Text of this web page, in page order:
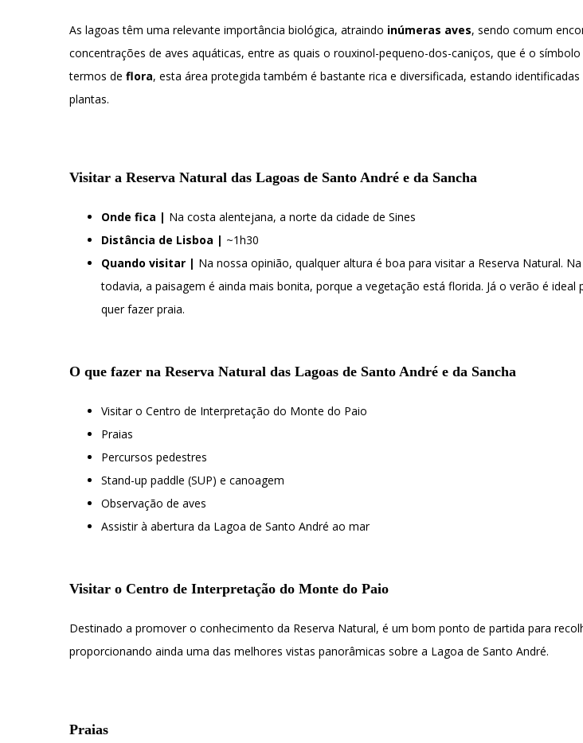
As lagoas têm uma relevante importância biológica, atraindo inúmeras aves, sendo comum
concentrações de aves aquáticas, entre as quais o rouxinol-pequeno-dos-caniços, que é o símbolo
termos de flora, esta área protegida também é bastante rica e diversificada, estando identificadas
plantas.
Visitar a Reserva Natural das Lagoas de Santo André e da Sancha
Onde fica | Na costa alentejana, a norte da cidade de Sines
Distância de Lisboa | ~1h30
Quando visitar | Na nossa opinião, qualquer altura é boa para visitar a Reserva Natural.
todavia, a paisagem é ainda mais bonita, porque a vegetação está florida. Já o verão é ideal
quer fazer praia.
O que fazer na Reserva Natural das Lagoas de Santo André e da Sancha
Visitar o Centro de Interpretação do Monte do Paio
Praias
Percursos pedestres
Stand-up paddle (SUP) e canoagem
Observação de aves
Assistir à abertura da Lagoa de Santo André ao mar
Visitar o Centro de Interpretação do Monte do Paio
Destinado a promover o conhecimento da Reserva Natural, é um bom ponto de partida para
proporcionando ainda uma das melhores vistas panorâmicas sobre a Lagoa de Santo André.
Praias